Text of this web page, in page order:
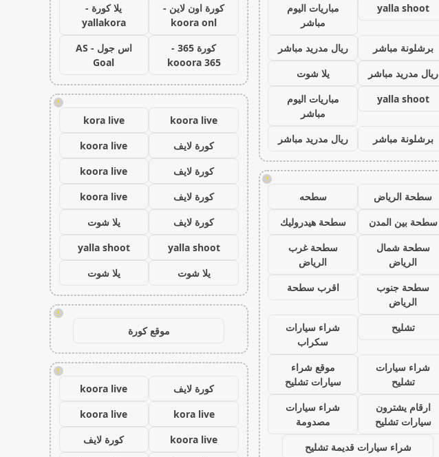
yalla shoot
مباريات اليوم
مباشر
برشلونة مباشر
ريال مدريد مباشر
ريال مدريد مباشر
يلا شوت
yalla shoot
مباريات اليوم
مباشر
برشلونة مباشر
ريال مدريد مباشر
!
سطحة الرياض
سطحه
سطحة بين المدن
سطحة هيدروليك
سطحة شمال
الرياض
سطحة غرب
الرياض
سطحة جنوب
الرياض
اقرب سطحة
تشليح
شراء سيارات
سكراب
شراء سيارات
تشليح
موقع شراء
سيارات تشليح
ارقام يشترون
سيارات تشليح
شراء سيارات
مصدومة
شراء سيارات قديمة تشليح
كورة اون لاين -
koora onl
يلا كورة -
yallakora
كورة 365 -
kooora 365
اس جول - AS
Goal
!
koora live
kora live
كورة لايف
koora live
كورة لايف
koora live
كورة لايف
koora live
كورة لايف
يلا شوت
yalla shoot
yalla shoot
يلا شوت
يلا شوت
!
موقع كورة
!
كورة لايف
koora live
kora live
koora live
koora live
كورة لايف